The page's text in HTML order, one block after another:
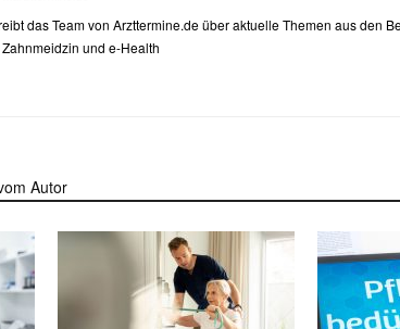
das Team von Arzttermine.de über aktuelle Themen aus den
und e-Health
Autor